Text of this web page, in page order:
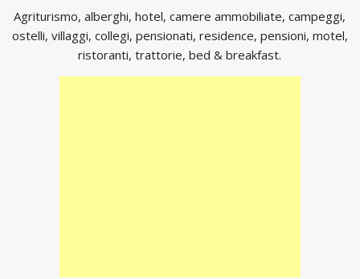
Agriturismo, alberghi, hotel, camere ammobiliate, campeggi,
ostelli, villaggi, collegi, pensionati, residence, pensioni, motel,
ristoranti, trattorie, bed & breakfast.